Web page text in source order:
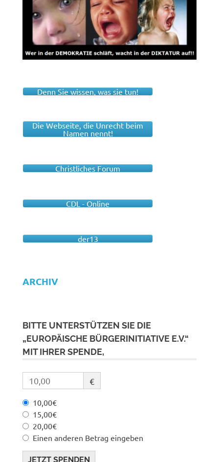
Denn Sie wissen, was sie tun!
Die Webseite, die Unrecht beim
Namen nennt!
Christliches Forum
CDL - Online
der13
ARCHIV
BITTE UNTERSTÜTZEN SIE DIE
„EUROPÄISCHE BÜRGERINITIATIVE E.V.“
MIT IHRER SPENDE,
€
10,00€
15,00€
20,00€
Einen anderen Betrag eingeben
JETZT SPENDEN